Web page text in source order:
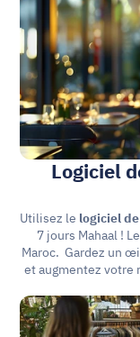
Utilisez le logiciel
7 jours Mahaal !
Maroc.  Gardez un
et augmentez